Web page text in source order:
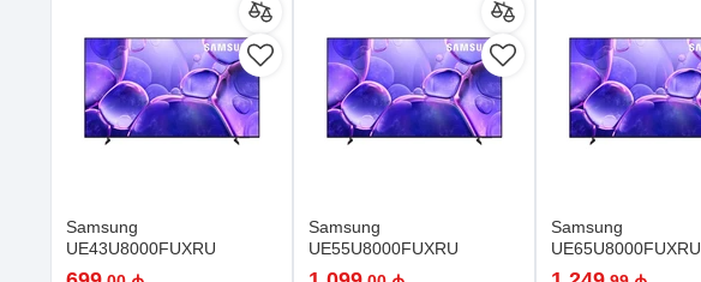
Samsung
UE43U8000FUXRU
Samsung
UE55U8000FUXRU
Samsung
UE65U8000FUXRU